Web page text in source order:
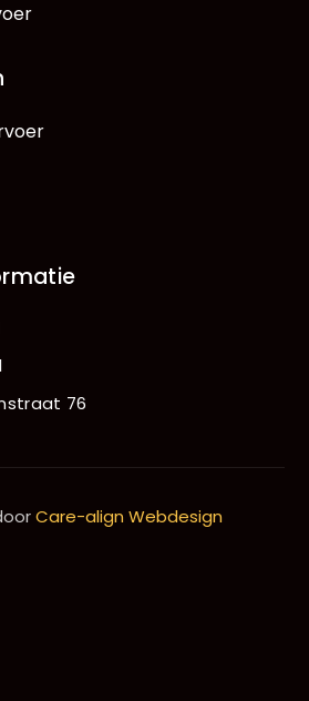
76
Care-align Webdesign